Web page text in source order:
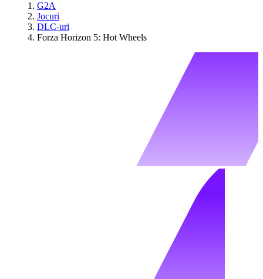
G2A
Jocuri
DLC-uri
Forza Horizon 5: Hot Wheels